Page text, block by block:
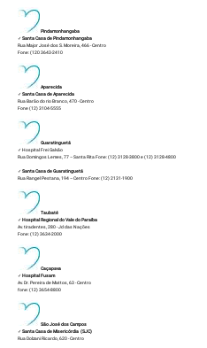
Pindamonhangaba
✓Santa Casa de Pindamonhangaba
Rua Major José dos S. Moreira, 466 - Centro
Fone: (120 3643-2410
Aparecida
✓Santa Casa de Aparecida
Rua Barão do rio Branco, 470 - Centro
Fone (12) 3104-5555
Guaratinguetá
✓ Hospital Frei Galvão
Rua Domingos Lemes, 77 – Santa Rita Fone: (12) 3128-3800 e (12) 3128-4800
✓Santa Casa de Guaratinguetá
Rua Rangel Pestana, 194 – Centro Fone: (12) 2131-1900
Taubaté
✓Hospital Regional do Vale do Paraíba
Av. tiradentes, 280 - Jd das Nações
Fone: (12) 3634-2000
Caçapava
✓Hospital Fusam
Av. Dr. Pereira de Mattos, 63 - Centro
fone: (12) 3654-8800
São José dos Campos
✓Santa Casa de Misericórdia (SJC)
Rua Dolzani Ricardo, 620 - Centro